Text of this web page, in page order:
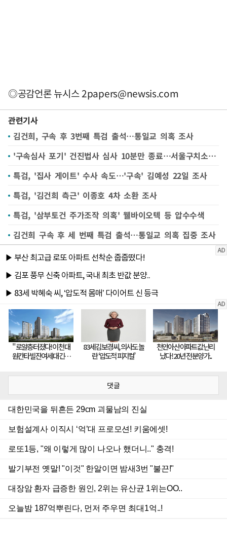
◎공감언론 뉴시스2papers@newsis.com
관련기사
김건희, 구속 후 3번째 특검 출석…통일교 의혹 조사
'구속심사 포기' 건진법사 심사 10분만 종료…서울구치소 대기(종합2보)
특검, '집사 게이트' 수사 속도…'구속' 김예성 22일 조사
특검, '김건희 측근' 이종호 4차 소환 조사
특검, '삼부토건 주가조작 의혹' 웰바이오텍 등 압수수색
김건희 구속 후 세 번째 특검 출석…통일교 의혹 집중 조사
댓글